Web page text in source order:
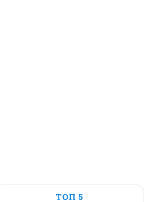
ТОП 5